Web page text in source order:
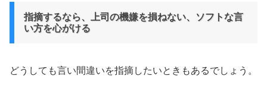
指摘するなら、上司の機嫌を損ねない、ソフトな言
い方を心がける
どうしても言い間違いを指摘したいときもあるでしょう。